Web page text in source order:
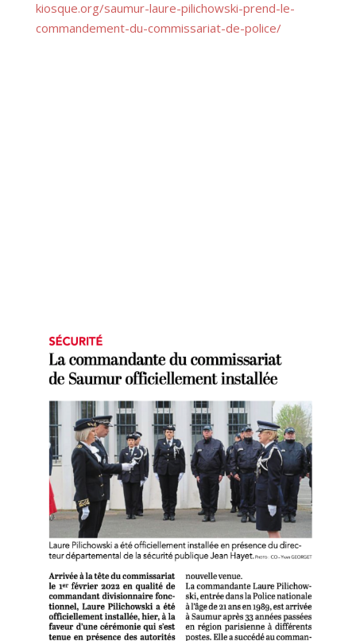
kiosque.org/saumur-laure-pilichowski-prend-le-
commandement-du-commissariat-de-police/